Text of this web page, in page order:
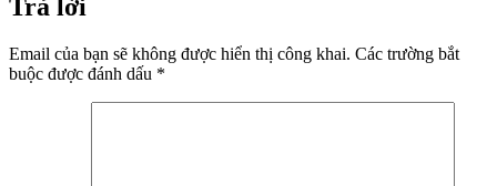
Trả lời
Email của bạn sẽ không được hiển thị công khai. Các trường bắt
buộc được đánh dấu *